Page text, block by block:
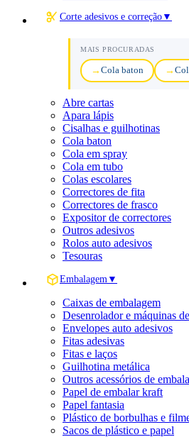
Corte adesivos e correção ▼
MAIS PROCURADAS
Cola baton
Abre cartas
Apara lápis
Cisalhas e guilhotinas
Cola baton
Cola em spray
Cola em tubo
Colas escolares
Correctores de fita
Correctores de frasco
Expositor de correctores
Outros adesivos
Rolos auto adesivos
Tesouras
Embalagem ▼
Caixas de embalagem
Desenrolador e máquinas
Envelopes auto adesivos
Fitas adesivas
Fitas e laços
Guilhotina metálica
Outros acessórios de
Papel de embalar kraft
Papel fantasia
Plástico de borbulhas e
Sacos de plástico e papel